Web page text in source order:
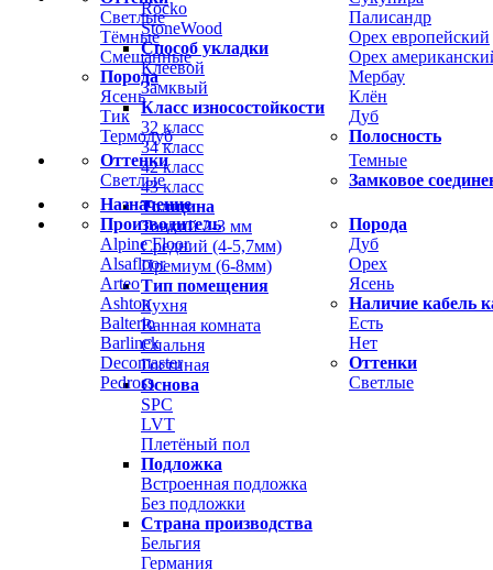
Светлые
Тёмные
Смешанные
Порода
Ясень
Тик
Термодуб
Палисандр
Орех европейский
Орех
Мербау
Клён
Дуб
Полосность
Оттенки
Светлые
Темные
Замковое
Назначение
Производитель
Alpine Floor
Alsafloor
Arteo
Ashton
Balterio
Barlinek
Decomaster
Pedross
Порода
Дуб
Орех
Ясень
Наличие кабель
Есть
Нет
Оттенки
Светлые
Rocko
StoneWood
Способ укладки
Клеевой
Замквый
Класс износостойкости
32 класс
34 класс
42 класс
43 класс
Толщина
Тонкий 2-3 мм
Средний (4-5,7мм)
Премиум (6-8мм)
Тип помещения
Кухня
Ванная комната
Спальня
Гостиная
Основа
SPC
LVT
Плетёный пол
Подложка
Встроенная подложка
Без подложки
Страна производства
Бельгия
Германия